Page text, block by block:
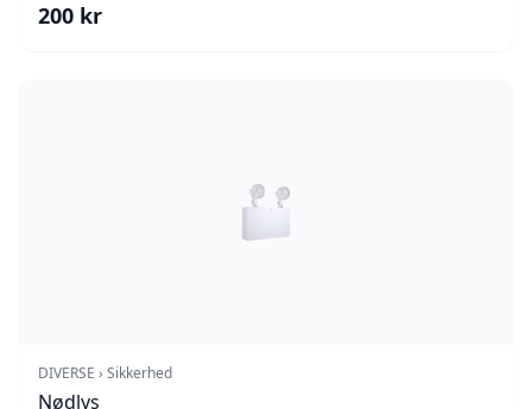
200 kr
DIVERSE › Sikkerhed
Nødlys